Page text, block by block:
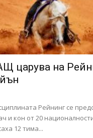
царува на
Рейнинг се
и кон от 20
12 тима...